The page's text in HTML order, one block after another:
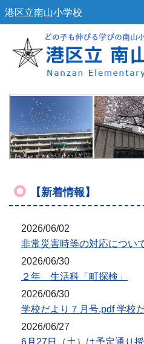
港区立南山小学校
【新着情報】
2026/06/02
非常災害時等の対応につい
2026/06/30
２年 生活科「町探検」
2026/06/30
学校だより７月号.pdf 学校
2026/06/27